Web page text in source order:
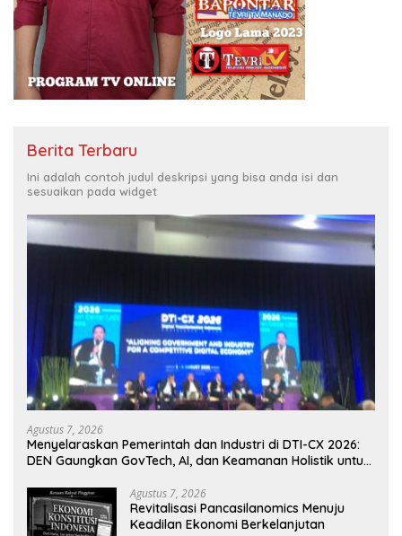
Berita Terbaru
Ini adalah contoh judul deskripsi yang bisa anda isi dan
sesuaikan pada widget
Agustus 7, 2026
Menyelaraskan Pemerintah dan Industri di DTI-CX 2026:
DEN Gaungkan GovTech, AI, dan Keamanan Holistik untuk
Agustus 7, 2026
Revitalisasi Pancasilanomics Menuju
Keadilan Ekonomi Berkelanjutan